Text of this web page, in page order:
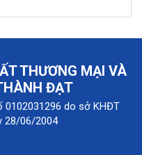
THƯƠNG MẠI VÀ
ĐẠT
0102031296 do sở KHĐT
28/06/2004